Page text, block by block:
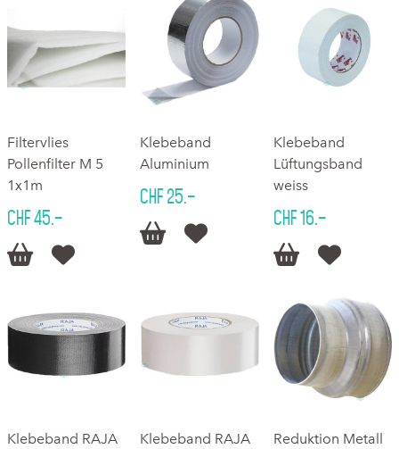
Filtervlies
Pollenfilter M 5
1x1m
CHF 45.–
 
Klebeband
Aluminium
CHF 25.–
 
Klebeband
Lüftungsband
weiss
CHF 16.–
 
Klebeband RAJA
Klebeband RAJA
Reduktion Metall